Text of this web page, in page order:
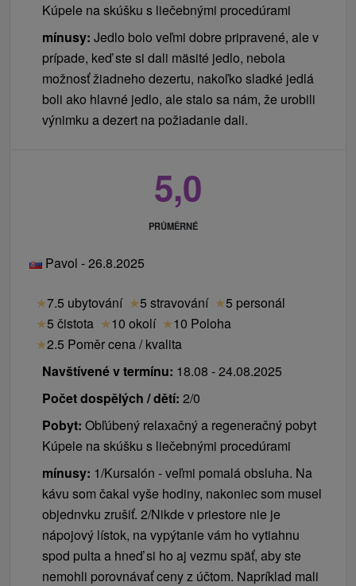
Kúpele na skúšku s liečebnými procedúrami
mínusy: Jedlo bolo veľmi dobre pripravené, ale v
prípade, keď ste si dali mäsité jedlo, nebola
možnosť žiadneho dezertu, nakoľko sladké jedlá
boli ako hlavné jedlo, ale stalo sa nám, že urobili
výnimku a dezert na požiadanie dali.
5,0
PRŮMĚRNÉ
Pavol - 26.8.2025
★7.5 ubytování ★5 stravování ★5 personál
★5 čistota ★10 okolí ★10 Poloha
★2.5 Poměr cena / kvalita
Navštívené v termínu: 18.08 - 24.08.2025
Počet dospělých / dětí: 2/0
Pobyt: Obľúbený relaxačný a regeneračný pobyt
Kúpele na skúšku s liečebnými procedúrami
mínusy: 1/Kursalón - veľmi pomalá obsluha. Na
kávu som čakal vyše hodiny, nakoniec som musel
objednvku zrušiť. 2/Nikde v priestore nie je
nápojový lístok, na vypýtanie vám ho vytiahnu
spod pulta a hneď si ho aj vezmu späť, aby ste
nemohli porovnávať ceny z účtom. Napríklad mali